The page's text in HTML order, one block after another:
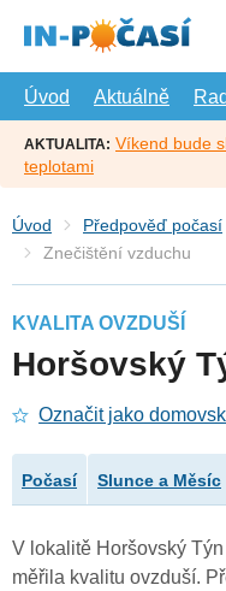
hlavní
Úvod
Aktuálně
AKTUALITA: Víkend bude
teplotami
Úvod Předpověď počasí
Znečištění vzduchu
KVALITA OVZDUŠÍ
Horšovský
Označit jako
Počasí Slunce a Měsíc
V lokalitě Horšovský
měřila kvalitu ovzduší.